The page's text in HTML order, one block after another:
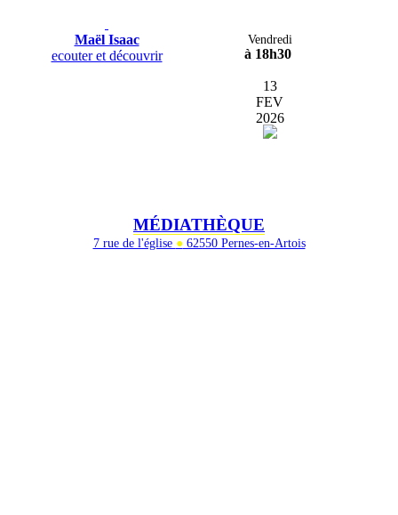
Maël Isaac
ecouter et découvrir
Vendredi
à 18h30
13
FEV
2026
MÉDIATHÈQUE
7 rue de l'église ●62550 Pernes-en-Artois